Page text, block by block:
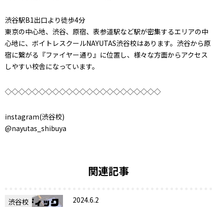
渋谷駅B1出口より徒歩4分
東京の中心地、渋谷、原宿、表参道駅など駅が密集するエリアの中
心地に、ボイトレスクールNAYUTAS渋谷校はあります。渋谷から原
宿に繋がる『ファイヤー通り』に位置し、様々な方面からアクセス
しやすい校舎になっています。
◇◇◇◇◇◇◇◇◇◇◇◇◇◇◇◇◇◇◇◇◇◇◇
instagram(渋谷校)
@nayutas_shibuya
関連記事
渋谷校 2024.6.2